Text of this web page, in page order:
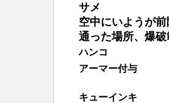
サメ
空中にいようが前
通った場所、爆
ハンコ
アーマー付与
キューインキ